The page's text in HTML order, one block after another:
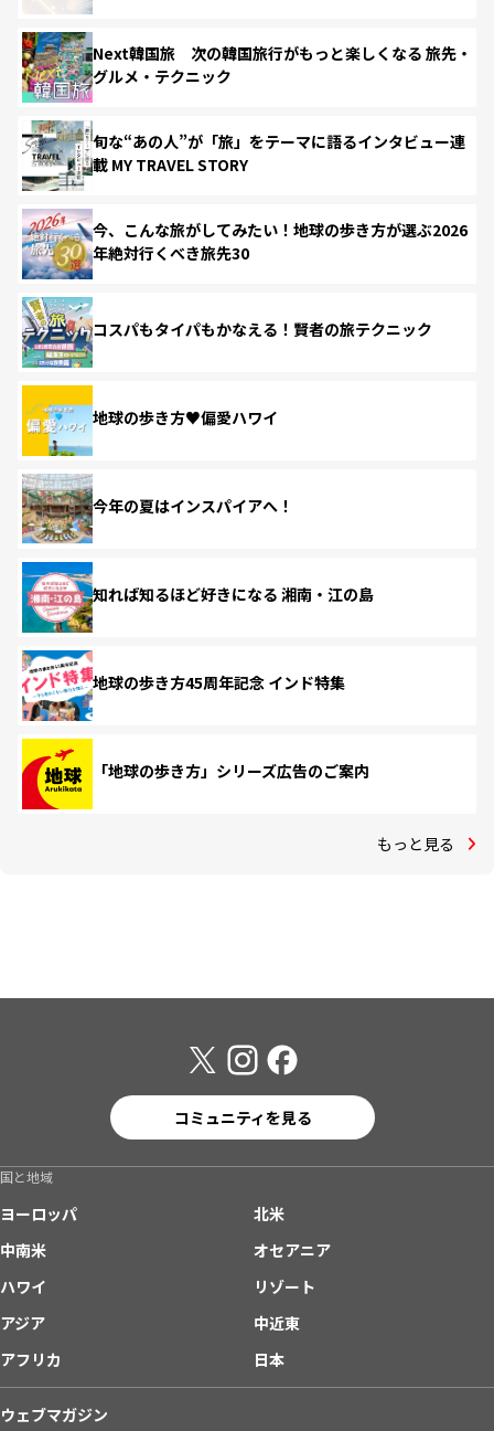
Next韓国旅 次の韓国旅行がもっと楽しくなる 旅先・
グルメ・テクニック
旬な“あの人”が「旅」をテーマに語るインタビュー連
載 MY TRAVEL STORY
今、こんな旅がしてみたい！地球の歩き方が選ぶ2026
年絶対行くべき旅先30
コスパもタイパもかなえる！賢者の旅テクニック
地球の歩き方♥偏愛ハワイ
今年の夏はインスパイアへ！
知れば知るほど好きになる 湘南・江の島
地球の歩き方45周年記念 インド特集
「地球の歩き方」シリーズ広告のご案内
もっと見る
コミュニティを見る
国と地域
ヨーロッパ
北米
中南米
オセアニア
ハワイ
リゾート
アジア
中近東
アフリカ
日本
ウェブマガジン